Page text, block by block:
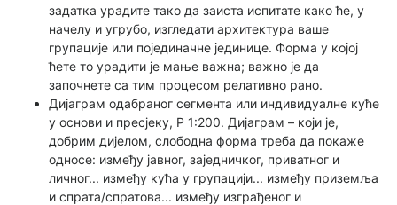
задатка урадите тако да заиста испитате како ће, у
начелу и угрубо, изгледати архитектура ваше
групације или појединачне јединице. Форма у којој
ћете то урадити је мање важна; важно је да
започнете са тим процесом релативно рано.
Дијаграм одабраног сегмента или индивидуалне куће
у основи и пресјеку, Р 1:200. Дијаграм – који је,
добрим дијелом, слободна форма треба да покаже
односе: између јавног, заједничког, приватног и
личног... између кућа у групацији... између приземља
и спрата/спратова... између изграђеног и